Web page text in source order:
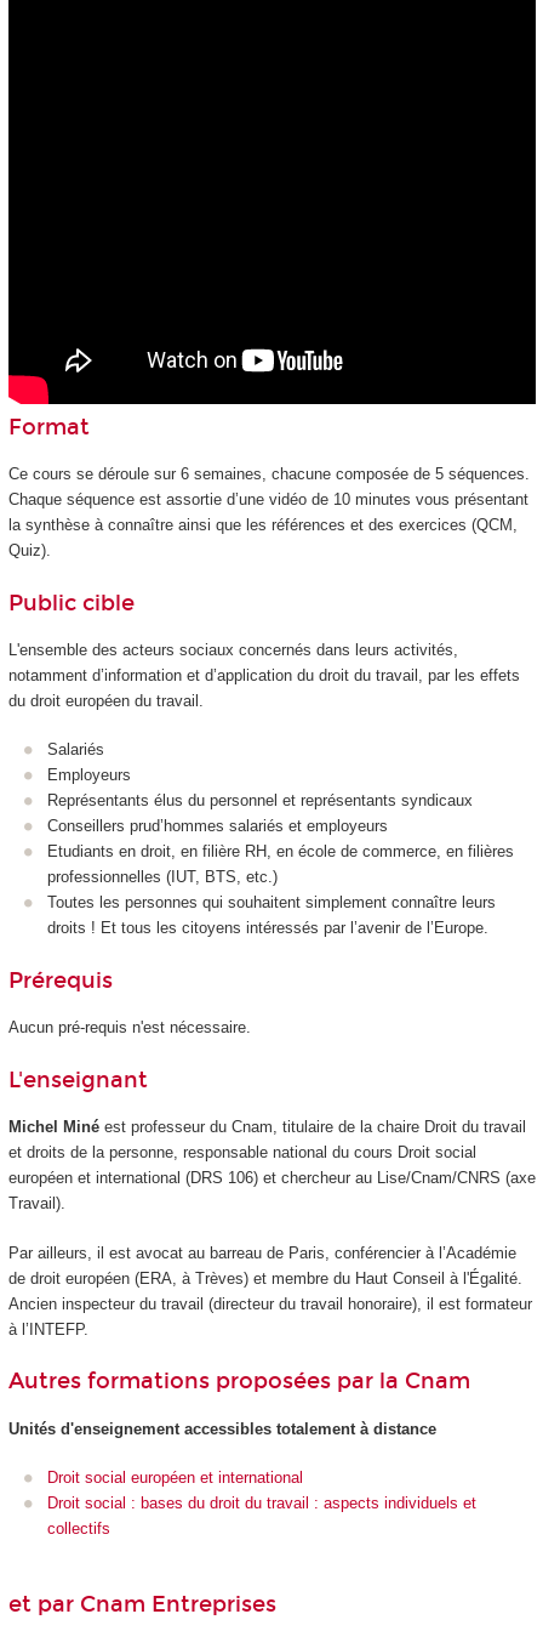
Format
Ce cours se déroule sur 6 semaines, chacune composée de 5 séquences.
Chaque séquence est assortie d’une vidéo de 10 minutes vous présentant
la synthèse à connaître ainsi que les références et des exercices (QCM,
Quiz).
Public cible
L'ensemble des acteurs sociaux concernés dans leurs activités,
notamment d’information et d’application du droit du travail, par les effets
du droit européen du travail.
Salariés
Employeurs
Représentants élus du personnel et représentants syndicaux
Conseillers prud’hommes salariés et employeurs
Etudiants en droit, en filière RH, en école de commerce, en filières
professionnelles (IUT, BTS, etc.)
Toutes les personnes qui souhaitent simplement connaître leurs
droits ! Et tous les citoyens intéressés par l’avenir de l’Europe.
Prérequis
Aucun pré-requis n'est nécessaire.
L'enseignant
Michel Minéest professeur du Cnam, titulaire de la chaire Droit du travail
et droits de la personne, responsable national du cours Droit social
européen et international (DRS 106) et chercheur au Lise/Cnam/CNRS (axe
Travail).
Par ailleurs, il est avocat au barreau de Paris, conférencier à l’Académie
de droit européen (ERA, à Trèves) et membre du Haut Conseil à l'Égalité.
Ancien inspecteur du travail (directeur du travail honoraire), il est formateur
à l’INTEFP.
Autres formations proposées par la Cnam
Unités d'enseignementaccessibles totalement à distance
Droit social européen et international
Droit social : bases du droit du travail : aspects individuels et
collectifs
et par Cnam Entreprises